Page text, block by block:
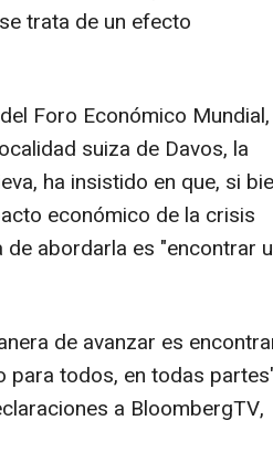
trata de un efecto
Foro Económico Mundial,
suiza de Davos, la
ha insistido en que, si
económico de la crisis
abordarla es "encontrar
de avanzar es
para todos, en todas
a BloombergTV,